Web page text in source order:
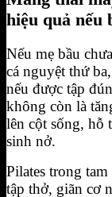
hiệu quả nếu
Nếu mẹ bầu
cá nguyệt thứ
nếu được tập
không còn là
lên cột sống, hỗ
sinh nở.
Pilates trong
tập thở, giãn cơ